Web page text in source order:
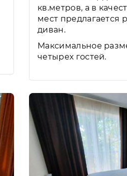
кв.метров, а в
мест предлагается
диван.
Максимальное
четырех гостей.